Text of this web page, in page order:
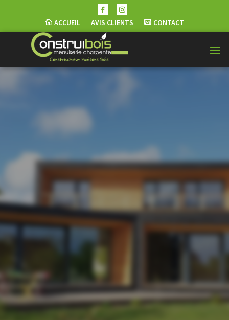
ACCUEIL AVIS CLIENTS CONTACT